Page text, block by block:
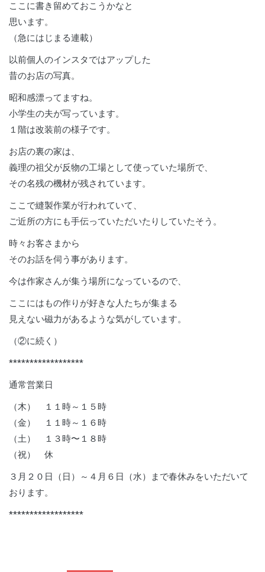
ここに書き留めておこうかなと
思います。
（急にはじまる連載）
以前個人のインスタではアップした
昔のお店の写真。
昭和感漂ってますね。
小学生の夫が写っています。
１階は改装前の様子です。
お店の裏の家は、
義理の祖父が反物の工場として使っていた場所で、
その名残の機材が残されています。
ここで縫製作業が行われていて、
ご近所の方にも手伝っていただいたりしていたそう。
時々お客さまから
そのお話を伺う事があります。
今は作家さんが集う場所になっているので、
ここにはもの作りが好きな人たちが集まる
見えない磁力があるような気がしています。
（②に続く）
******************
通常営業日
（木） １１時～１５時
（金） １１時～１６時
（土） １３時〜１８時
（祝） 休
３月２０日（日）～４月６日（水）まで春休みをいただいて
おります。
******************